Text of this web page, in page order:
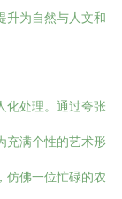
升为自然与人文和
化处理。通过夸张
充满个性的艺术形
仿佛一位忙碌的农